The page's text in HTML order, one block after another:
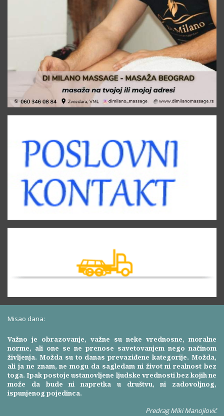
Misao dana:
Važno je obrazovanje, važne su neke vrednosne, moralne
norme, ali one se ne prenose savetovanjem nego načinom
življenja. Možda su to danas prevaziđene kategorije. Možda,
ali ja ne znam, ne mogu da sagledam ni život ni realnost bez
toga. Ipak postoje ustanovljene ljudske vrednosti bez kojih ne
može da bude ni napretka u društvu, ni zadovoljnog,
ispunjenog pojedinca.
Predrag Miki Manojlović